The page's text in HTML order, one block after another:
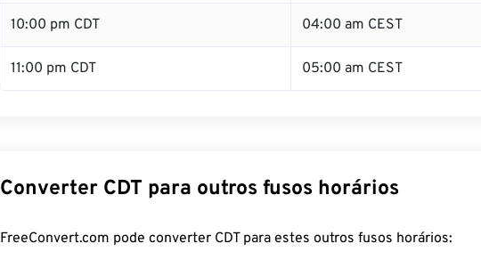
10:00 pm CDT 04:00 am CEST
11:00 pm CDT 05:00 am CEST
Converter CDT para outros fusos horários
FreeConvert.com pode converter CDT para estes outros fusos horários: